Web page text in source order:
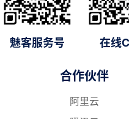
魅客服务号 在线
合作伙伴
阿里云